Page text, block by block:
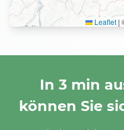
Leaflet |
In 3 min
können Sie